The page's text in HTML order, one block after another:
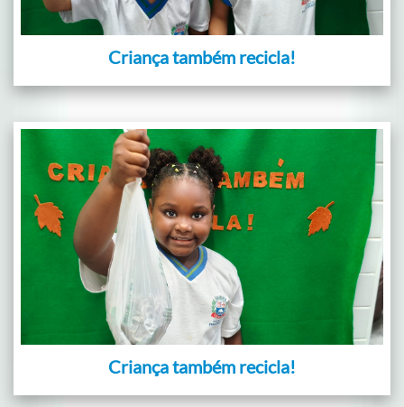
Criança também recicla!
Criança também recicla!